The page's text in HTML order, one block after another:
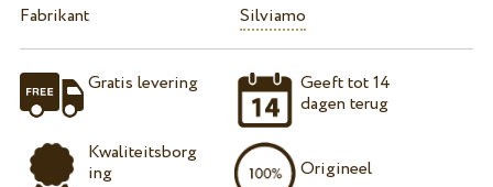
Fabrikant
Silviamo
Gratis levering
Kwaliteitsborg
ing
Geeft tot 14
dagen terug
Origineel